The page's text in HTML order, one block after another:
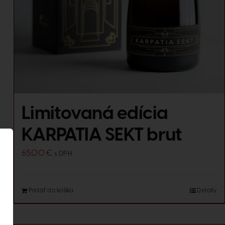
Limitovaná edícia
KARPATIA SEKT brut
65.00€ s DPH
Pridať do košíka Detaily